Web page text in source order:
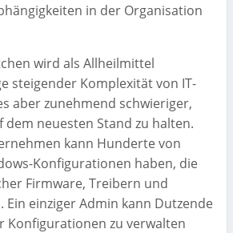
in der Organisation
wird als Allheilmittel
steigender Komplexität von IT-
aber zunehmend schwieriger,
dem neuesten Stand zu halten.
kann Hunderte von
Konfigurationen haben, die
Firmware, Treibern und
Ein einziger Admin kann Dutzende
Konfigurationen zu verwalten